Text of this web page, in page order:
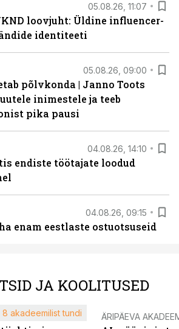
05.08.26, 11:07
loovjuht: Üldine influencer-
identiteeti
05.08.26, 09:00
põlvkonda | Janno Toots
inimestele ja teeb
pika pausi
04.08.26, 14:10
endiste töötajate loodud
04.08.26, 09:15
enam eestlaste ostuotsuseid
JA KOOLITUSED
8 akadeemilist tundi ÄRIPÄEVA